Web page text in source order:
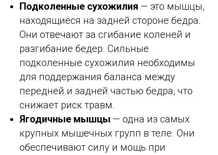
Подколенные сухожилия — это мышцы,
находящиеся на задней стороне бедра.
Они отвечают за сгибание коленей и
разгибание бедер. Сильные
подколенные сухожилия необходимы
для поддержания баланса между
передней и задней частью бедра, что
снижает риск травм.
Ягодичные мышцы — одна из самых
крупных мышечных групп в теле. Они
обеспечивают силу и мощь при